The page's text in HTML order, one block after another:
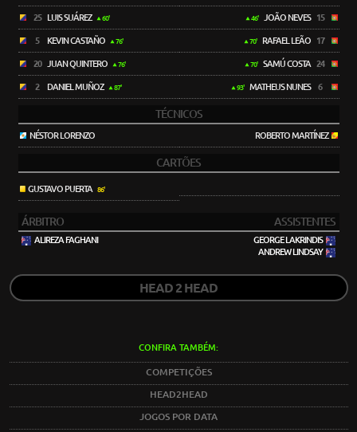
25 LUIS SUÁREZ 60'
5 KEVIN CASTAÑO 76'
20 JUAN QUINTERO 76'
2 DANIEL MUÑOZ 87'
46' JOÃO NEVES 15
70' RAFAEL LEÃO 17
70' SAMÚ COSTA 24
93' MATHEUS NUNES 6
TÉCNICOS
NÉSTOR LORENZO ROBERTO MARTÍNEZ
CARTÕES
GUSTAVO PUERTA 86'
ÁRBITRO ASSISTENTES
ALIREZA FAGHANI
GEORGE LAKRINDIS
ANDREW LINDSAY
HEAD 2 HEAD
CONFIRA TAMBÉM:
COMPETIÇÕES
HEAD2HEAD
JOGOS POR DATA